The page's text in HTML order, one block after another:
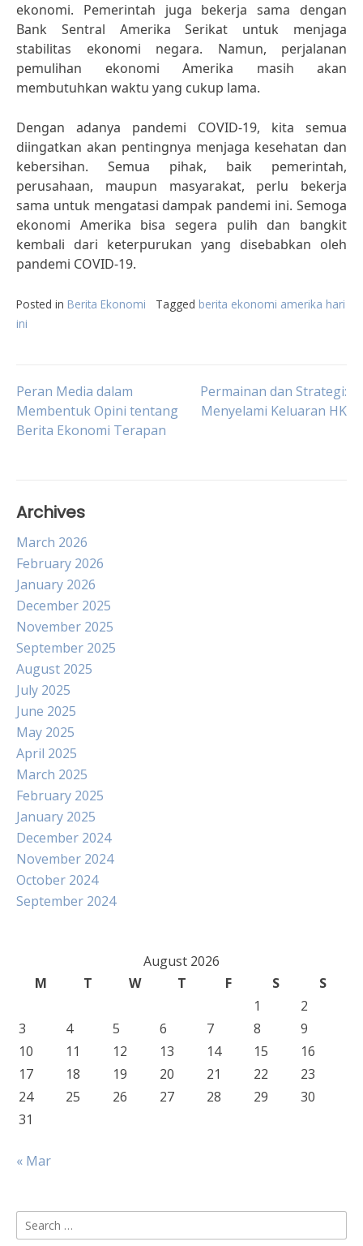
ekonomi. Pemerintah juga bekerja sama dengan
Bank Sentral Amerika Serikat untuk menjaga
stabilitas ekonomi negara. Namun, perjalanan
pemulihan ekonomi Amerika masih akan
membutuhkan waktu yang cukup lama.
Dengan adanya pandemi COVID-19, kita semua
diingatkan akan pentingnya menjaga kesehatan dan
kebersihan. Semua pihak, baik pemerintah,
perusahaan, maupun masyarakat, perlu bekerja
sama untuk mengatasi dampak pandemi ini. Semoga
ekonomi Amerika bisa segera pulih dan bangkit
kembali dari keterpurukan yang disebabkan oleh
pandemi COVID-19.
Posted in Berita Ekonomi Tagged berita ekonomi amerika hari
ini
Post
navigation
Peran Media dalam
Membentuk Opini tentang
Berita Ekonomi Terapan
Permainan dan Strategi:
Menyelami Keluaran HK
Archives
March 2026
February 2026
January 2026
December 2025
November 2025
September 2025
August 2025
July 2025
June 2025
May 2025
April 2025
March 2025
February 2025
January 2025
December 2024
November 2024
October 2024
September 2024
August 2026
M
T W T F S
S
1
2
3
4 5 6 7 8
9
10
11 12 13 14 15
16
17
18 19 20 21 22
23
24
25 26 27 28 29
30
31
« Mar
Search
for: